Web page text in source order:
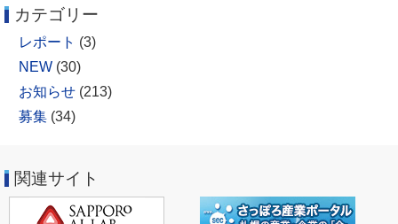
カテゴリー
レポート (3)
NEW (30)
お知らせ (213)
募集 (34)
関連サイト